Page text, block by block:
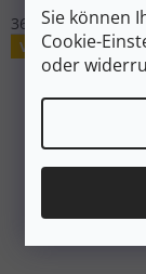
Sie können
Cookie-
oder
36
37
Verkauf